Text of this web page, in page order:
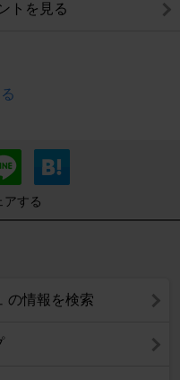
トを見る
アする
の情報を検索